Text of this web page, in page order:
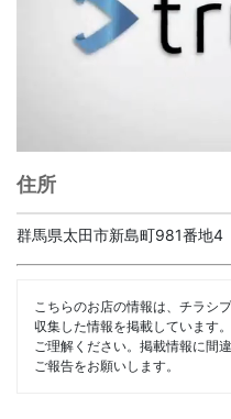
住所
群馬県太田市新島町981番地4
こちらのお店の情報は、チラシ
収集した情報を掲載しています
ご理解ください。掲載情報に間
ご報告をお願いします。